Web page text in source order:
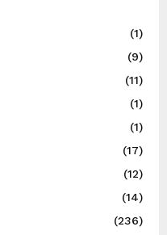
(1)
(9)
(11)
(1)
(1)
(17)
(12)
(14)
(236)